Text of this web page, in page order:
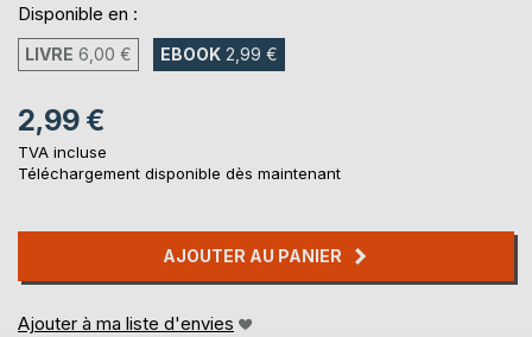
Disponible en :
LIVRE 6,00 € EBOOK 2,99 €
2,99 €
TVA incluse
Téléchargement disponible dès maintenant
AJOUTER AU PANIER
Ajouter à ma liste d'envies